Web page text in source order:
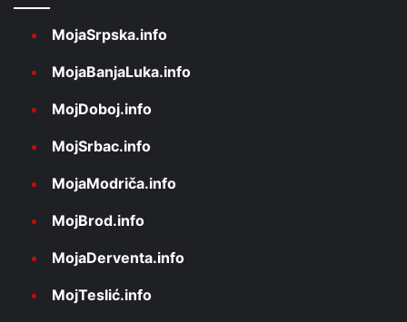
MojaSrpska.info
MojaBanjaLuka.info
MojDoboj.info
MojSrbac.info
MojaModriča.info
MojBrod.info
MojaDerventa.info
MojTeslić.info